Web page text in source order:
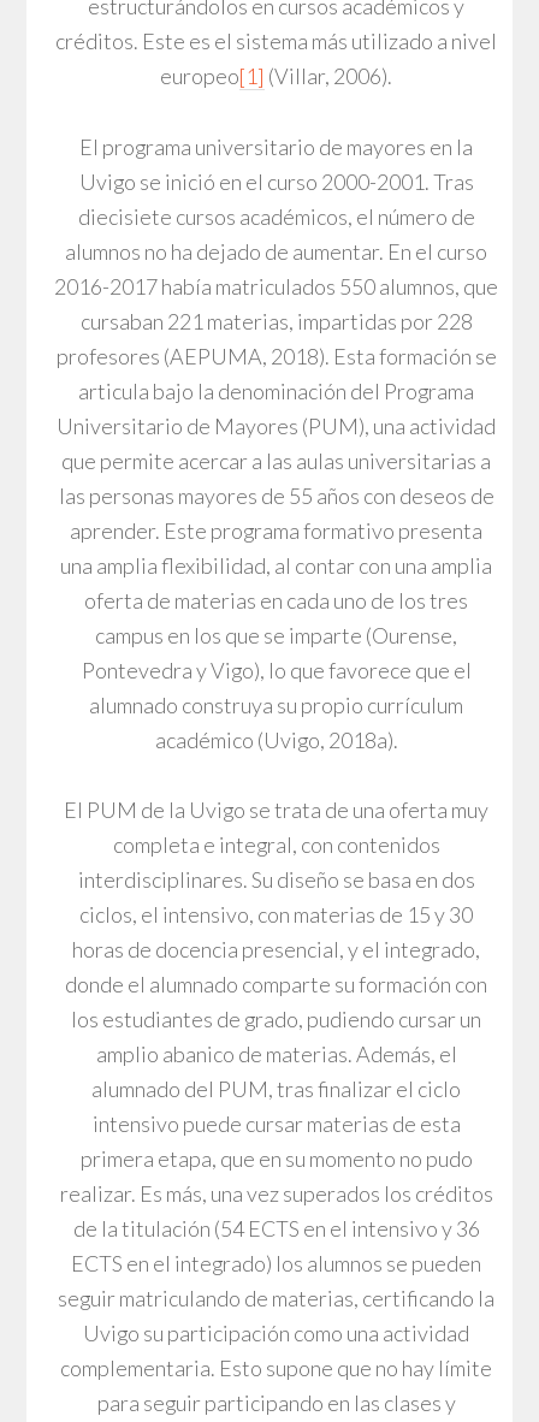
estructurándolos en cursos académicos y
créditos. Este es el sistema más utilizado a nivel
europeo[1] (Villar, 2006).
El programa universitario de mayores en la
Uvigo se inició en el curso 2000-2001. Tras
diecisiete cursos académicos, el número de
alumnos no ha dejado de aumentar. En el curso
2016-2017 había matriculados 550 alumnos, que
cursaban 221 materias, impartidas por 228
profesores (AEPUMA, 2018). Esta formación se
articula bajo la denominación del Programa
Universitario de Mayores (PUM), una actividad
que permite acercar a las aulas universitarias a
las personas mayores de 55 años con deseos de
aprender. Este programa formativo presenta
una amplia flexibilidad, al contar con una amplia
oferta de materias en cada uno de los tres
campus en los que se imparte (Ourense,
Pontevedra y Vigo), lo que favorece que el
alumnado construya su propio currículum
académico (Uvigo, 2018a).
El PUM de la Uvigo se trata de una oferta muy
completa e integral, con contenidos
interdisciplinares. Su diseño se basa en dos
ciclos, el intensivo, con materias de 15 y 30
horas de docencia presencial, y el integrado,
donde el alumnado comparte su formación con
los estudiantes de grado, pudiendo cursar un
amplio abanico de materias. Además, el
alumnado del PUM, tras finalizar el ciclo
intensivo puede cursar materias de esta
primera etapa, que en su momento no pudo
realizar. Es más, una vez superados los créditos
de la titulación (54 ECTS en el intensivo y 36
ECTS en el integrado) los alumnos se pueden
seguir matriculando de materias, certificando la
Uvigo su participación como una actividad
complementaria. Esto supone que no hay límite
para seguir participando en las clases y